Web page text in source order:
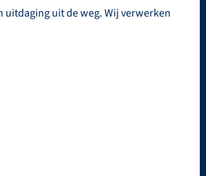
uitdaging uit de weg. Wij verwerken